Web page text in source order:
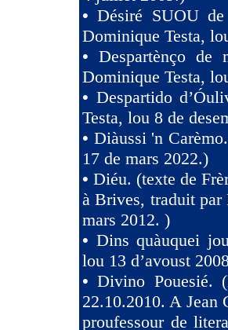
•Désiré SUOU
Dominique Testa,
•Despartènço
Dominique Testa,
• Despartido
Testa, lou 8 de
• Diàussi 'n
17 de mars 2022.)
• Diéu. (texte de
à Brives, traduit par
mars 2012. )
• Dins quàuquei
lou 13 d’avoust
•Divino Pouesié.
22.10.2010. A Jean
proufessour de